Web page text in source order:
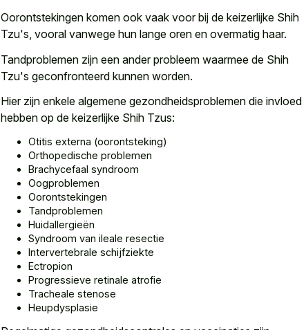
Oorontstekingen komen ook vaak voor bij de keizerlijke Shih
Tzu's, vooral vanwege hun lange oren en overmatig haar.
Tandproblemen zijn een ander probleem waarmee de Shih
Tzu's geconfronteerd kunnen worden.
Hier zijn enkele algemene gezondheidsproblemen die invloed
hebben op de keizerlijke Shih Tzus:
Otitis externa (oorontsteking)
Orthopedische problemen
Brachycefaal syndroom
Oogproblemen
Oorontstekingen
Tandproblemen
Huidallergieën
Syndroom van ileale resectie
Intervertebrale schijfziekte
Ectropion
Progressieve retinale atrofie
Tracheale stenose
Heupdysplasie